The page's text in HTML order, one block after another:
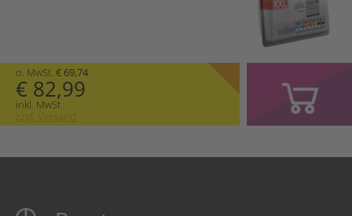
o. MwSt. € 69,74
€ 82,99
inkl. MwSt.
zzgl. Versand